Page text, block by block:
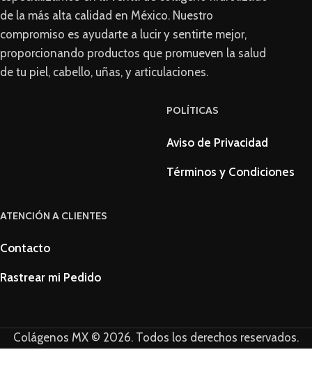
de la más alta calidad en México. Nuestro
compromiso es ayudarte a lucir y sentirte mejor,
proporcionando productos que promueven la salud
de tu piel, cabello, uñas, y articulaciones.
POLÍTICAS
Aviso de Privacidad
Términos y Condiciones
ATENCIÓN A CLIENTES
Contacto
Rastrear mi Pedido
Colágenos MX © 2026. Todos los derechos reservados.